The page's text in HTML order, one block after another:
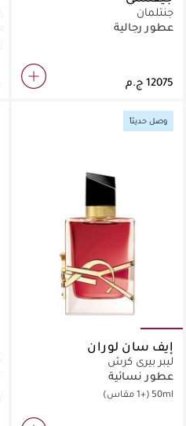
جنتلمان
عطور رجالية
وصل حديثاً
إيف سان لوران
ليبر بيري كرش
عطور نسائية
50ml (+1 مقاس)